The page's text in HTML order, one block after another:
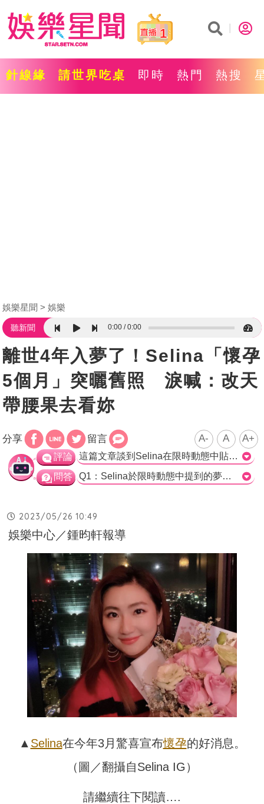
1
針線緣 請世界吃桌 即時 熱門 熱搜
娛樂星聞 娛樂
聽新聞 0:00 0:00
離世4年入夢了！Selina「懷孕
5個月」突曬舊照 淚喊：改天
帶腰果去看妳
分享 留言 A- A A+
評論 這篇文章談到Selina在限時動態中貼出已故愛犬Pinky的照片，並高度表達了她對愛犬的思念與愛。事實上，愛犬對主人的重要性在現代社會中越來越受到重視，即便是藝人也不例外。透過社群媒體表達情感，也讓許多網友感動。與此同時，又引起人們對於藝人私人生活的關注。對於藝人而言，需要適時地調整自己的隱私空間以及管理自己的社交媒體形象。>
問答 Q1：Selina於限時動態中提到的夢到誰？ A. 小7歲男友小徐 B. 已故愛犬Pinky C. 妹妹任容萱 正確答案：B Q2：Selina的愛犬Pinky是於何時逝世的？ A. 去年3月 B. 今年3月 C. 2019年 正確答案：C Q3：Selina的歌曲〈你我他〉是寫給誰的歌曲？ A. 小徐 B. 妹妹任容萱 C. 愛犬Pinky 正確答案：C
2023/05/26 10:49
娛樂中心／鍾昀軒報導
▲ Selina在今年3月驚喜宣布懷孕的好消息。
（圖／翻攝自Selina IG）
請繼續往下閱讀….